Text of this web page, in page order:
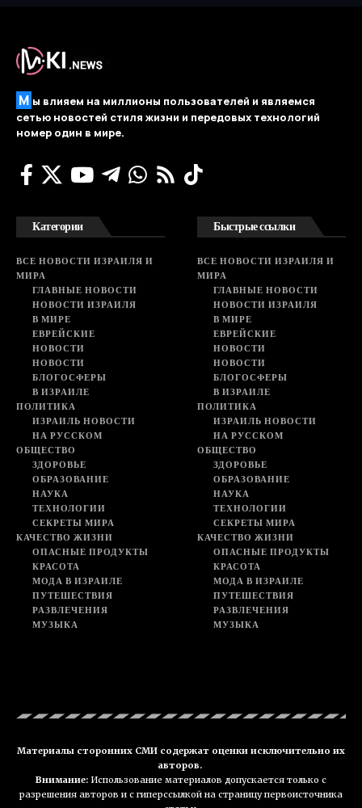
М ы влияем на миллионы пользователей и являемся
сетью новостей стиля жизни и передовых технологий
номер один в мире.
Категории
ВСЕ НОВОСТИ ИЗРАИЛЯ И
МИРА
ГЛАВНЫЕ НОВОСТИ
НОВОСТИ ИЗРАИЛЯ
В МИРЕ
ЕВРЕЙСКИЕ
НОВОСТИ
НОВОСТИ
БЛОГОСФЕРЫ
В ИЗРАИЛЕ
ПОЛИТИКА
ИЗРАИЛЬ НОВОСТИ
НА РУССКОМ
ОБЩЕСТВО
ЗДОРОВЬЕ
ОБРАЗОВАНИЕ
НАУКА
ТЕХНОЛОГИИ
СЕКРЕТЫ МИРА
КАЧЕСТВО ЖИЗНИ
ОПАСНЫЕ ПРОДУКТЫ
КРАСОТА
МОДА В ИЗРАИЛЕ
ПУТЕШЕСТВИЯ
РАЗВЛЕЧЕНИЯ
МУЗЫКА
Быстрые ссылки
ВСЕ НОВОСТИ ИЗРАИЛЯ И
МИРА
ГЛАВНЫЕ НОВОСТИ
НОВОСТИ ИЗРАИЛЯ
В МИРЕ
ЕВРЕЙСКИЕ
НОВОСТИ
НОВОСТИ
БЛОГОСФЕРЫ
В ИЗРАИЛЕ
ПОЛИТИКА
ИЗРАИЛЬ НОВОСТИ
НА РУССКОМ
ОБЩЕСТВО
ЗДОРОВЬЕ
ОБРАЗОВАНИЕ
НАУКА
ТЕХНОЛОГИИ
СЕКРЕТЫ МИРА
КАЧЕСТВО ЖИЗНИ
ОПАСНЫЕ ПРОДУКТЫ
КРАСОТА
МОДА В ИЗРАИЛЕ
ПУТЕШЕСТВИЯ
РАЗВЛЕЧЕНИЯ
МУЗЫКА
Материалы сторонних СМИ содержат оценки исключительно их
авторов.
Внимание: Использование материалов допускается только с
разрешения авторов и с гиперссылкой на страницу первоисточника